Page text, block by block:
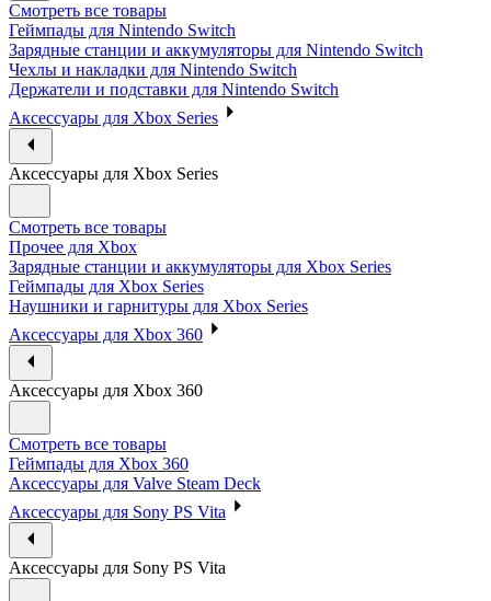
Смотреть все товары
Геймпады для Nintendo Switch
Зарядные станции и аккумуляторы для Nintendo Switch
Чехлы и накладки для Nintendo Switch
Держатели и подставки для Nintendo Switch
Аксессуары для Xbox Series
Аксессуары для Xbox Series
Смотреть все товары
Прочее для Xbox
Зарядные станции и аккумуляторы для Xbox Series
Геймпады для Xbox Series
Наушники и гарнитуры для Xbox Series
Аксессуары для Xbox 360
Аксессуары для Xbox 360
Смотреть все товары
Геймпады для Xbox 360
Аксессуары для Valve Steam Deck
Аксессуары для Sony PS Vita
Аксессуары для Sony PS Vita